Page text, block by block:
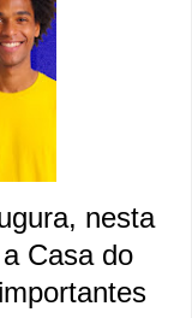
nesta
Casa do